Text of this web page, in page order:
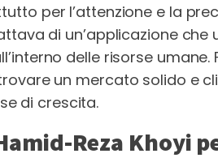
per l’attenzione e la
di un’applicazione che
delle risorse
un mercato solido e
di crescita.
Reza Khoyi